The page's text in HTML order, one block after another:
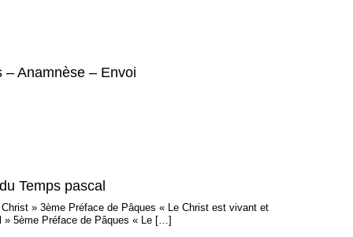
Anamnèse – Envoi
Temps pascal
» 3ème Préface de Pâques « Le Christ est vivant et
» 5ème Préface de Pâques « Le […]